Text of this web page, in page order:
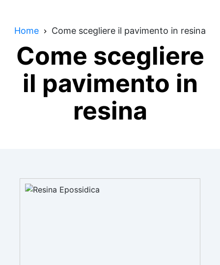
Home Come scegliere il pavimento in resina
Come scegliere
il pavimento in
resina